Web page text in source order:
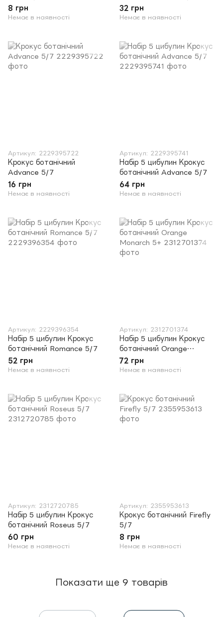
8 грн
Немає в наявності
32 грн
Немає в наявності
Артикул: 2229395722
Крокус ботанічний
Advance 5/7
16 грн
Немає в наявності
Артикул: 2229395741
Набір 5 цибулин Крокус
ботанічний Advance 5/7
64 грн
Немає в наявності
Артикул: 2229396354
Набір 5 цибулин Крокус
ботанічний Romance 5/7
52 грн
Немає в наявності
Артикул: 2312701374
Набір 5 цибулин Крокус
ботанічний Orange
Monarch 5+
72 грн
Немає в наявності
Артикул: 2312720785
Набір 5 цибулин Крокус
ботанічний Roseus 5/7
60 грн
Немає в наявності
Артикул: 2355953613
Крокус ботанічний Firefly
5/7
8 грн
Немає в наявності
Показати ще 9 товарів